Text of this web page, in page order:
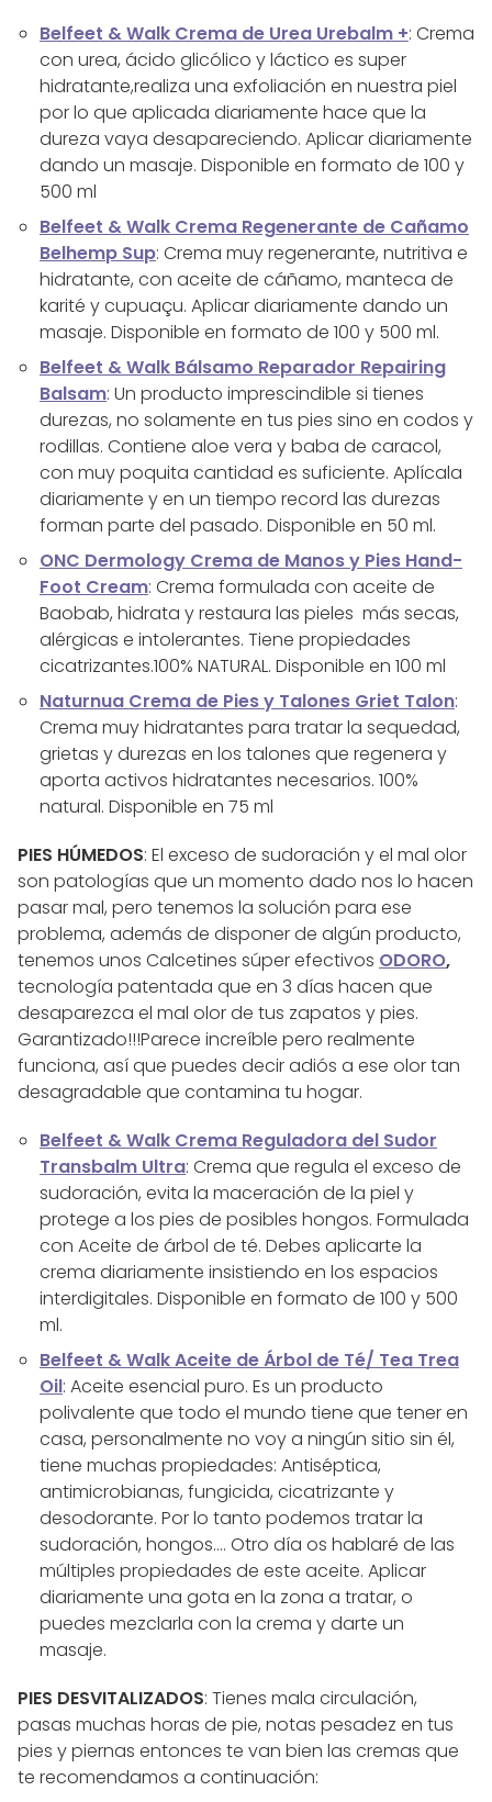
Belfeet & Walk Crema de Urea Urebalm +: Crema
con urea, ácido glicólico y láctico es super
hidratante,realiza una exfoliación en nuestra piel
por lo que aplicada diariamente hace que la
dureza vaya desapareciendo. Aplicar diariamente
dando un masaje. Disponible en formato de 100 y
500 ml
Belfeet & Walk Crema Regenerante de Cañamo
Belhemp Sup: Crema muy regenerante, nutritiva e
hidratante, con aceite de cáñamo, manteca de
karité y cupuaçu. Aplicar diariamente dando un
masaje. Disponible en formato de 100 y 500 ml.
Belfeet & Walk Bálsamo Reparador Repairing
Balsam: Un producto imprescindible si tienes
durezas, no solamente en tus pies sino en codos y
rodillas. Contiene aloe vera y baba de caracol,
con muy poquita cantidad es suficiente. Aplícala
diariamente y en un tiempo record las durezas
forman parte del pasado. Disponible en 50 ml.
ONC Dermology Crema de Manos y Pies Hand-
Foot Cream: Crema formulada con aceite de
Baobab, hidrata y restaura las pieles más secas,
alérgicas e intolerantes. Tiene propiedades
cicatrizantes.100% NATURAL. Disponible en 100 ml
Naturnua Crema de Pies y Talones Griet Talon:
Crema muy hidratantes para tratar la sequedad,
grietas y durezas en los talones que regenera y
aporta activos hidratantes necesarios. 100%
natural. Disponible en 75 ml
PIES HÚMEDOS: El exceso de sudoración y el mal olor
son patologías que un momento dado nos lo hacen
pasar mal, pero tenemos la solución para ese
problema, además de disponer de algún producto,
tenemos unos Calcetines súper efectivos ODORO,
tecnología patentada que en 3 días hacen que
desaparezca el mal olor de tus zapatos y pies.
Garantizado!!!Parece increíble pero realmente
funciona, así que puedes decir adiós a ese olor tan
desagradable que contamina tu hogar.
Belfeet & Walk Crema Reguladora del Sudor
Transbalm Ultra: Crema que regula el exceso de
sudoración, evita la maceración de la piel y
protege a los pies de posibles hongos. Formulada
con Aceite de árbol de té. Debes aplicarte la
crema diariamente insistiendo en los espacios
interdigitales. Disponible en formato de 100 y 500
ml.
Belfeet & Walk Aceite de Árbol de Té/ Tea Trea
Oil: Aceite esencial puro. Es un producto
polivalente que todo el mundo tiene que tener en
casa, personalmente no voy a ningún sitio sin él,
tiene muchas propiedades: Antiséptica,
antimicrobianas, fungicida, cicatrizante y
desodorante. Por lo tanto podemos tratar la
sudoración, hongos…. Otro día os hablaré de las
múltiples propiedades de este aceite. Aplicar
diariamente una gota en la zona a tratar, o
puedes mezclarla con la crema y darte un
masaje.
PIES DESVITALIZADOS: Tienes mala circulación,
pasas muchas horas de pie, notas pesadez en tus
pies y piernas entonces te van bien las cremas que
te recomendamos a continuación: